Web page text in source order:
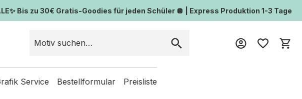
Bis zu 30€ Gratis-Goodies für jeden Schüler 🪩 | Express Produktion 1-3 Tage
Service Bestellformular Preisliste